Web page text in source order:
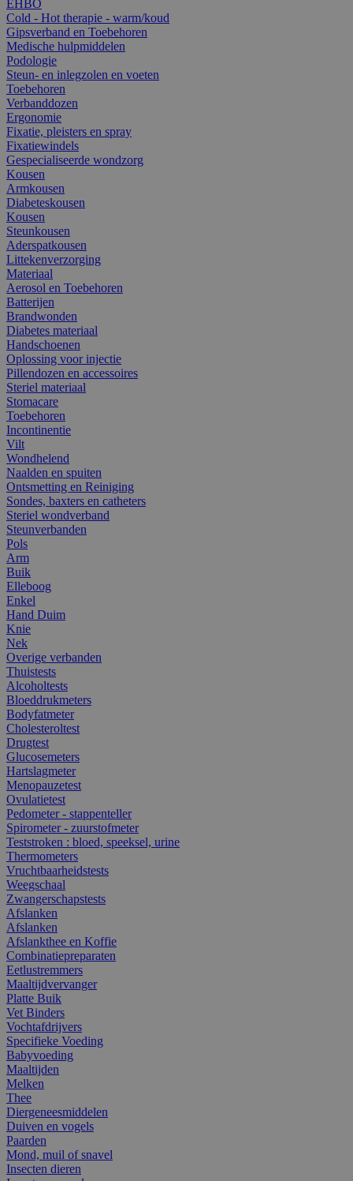
EHBO
Cold - Hot therapie - warm/koud
Gipsverband en Toebehoren
Medische hulpmiddelen
Podologie
Steun- en inlegzolen en voeten
Toebehoren
Verbanddozen
Ergonomie
Fixatie, pleisters en spray
Fixatiewindels
Gespecialiseerde wondzorg
Kousen
Armkousen
Diabeteskousen
Kousen
Steunkousen
Aderspatkousen
Littekenverzorging
Materiaal
Aerosol en Toebehoren
Batterijen
Brandwonden
Diabetes materiaal
Handschoenen
Oplossing voor injectie
Pillendozen en accessoires
Steriel materiaal
Stomacare
Toebehoren
Incontinentie
Vilt
Wondhelend
Naalden en spuiten
Ontsmetting en Reiniging
Sondes, baxters en catheters
Steriel wondverband
Steunverbanden
Pols
Arm
Buik
Elleboog
Enkel
Hand Duim
Knie
Nek
Overige verbanden
Thuistests
Alcoholtests
Bloeddrukmeters
Bodyfatmeter
Cholesteroltest
Drugtest
Glucosemeters
Hartslagmeter
Menopauzetest
Ovulatietest
Pedometer - stappenteller
Spirometer - zuurstofmeter
Teststroken : bloed, speeksel, urine
Thermometers
Vruchtbaarheidstests
Weegschaal
Zwangerschapstests
Afslanken
Afslanken
Afslankthee en Koffie
Combinatiepreparaten
Eetlustremmers
Maaltijdvervanger
Platte Buik
Vet Binders
Vochtafdrijvers
Specifieke Voeding
Babyvoeding
Maaltijden
Melken
Thee
Diergeneesmiddelen
Duiven en vogels
Paarden
Mond, muil of snavel
Insecten dieren